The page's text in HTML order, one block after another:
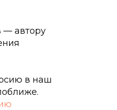
— автору
в наш